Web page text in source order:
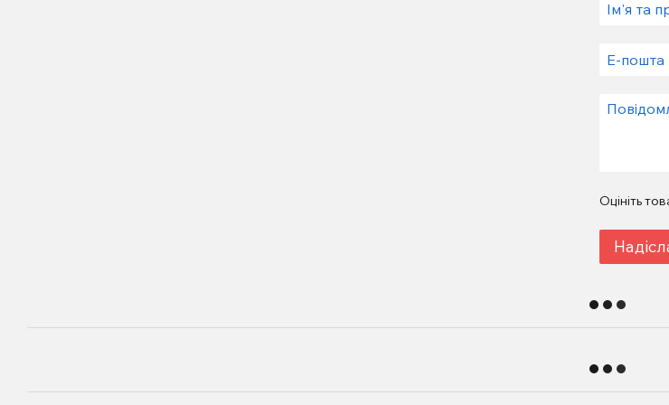
Оцініть